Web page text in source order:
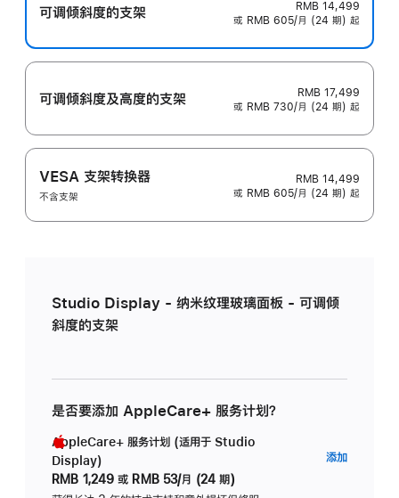
可调倾斜度的支架
RMB 14,499
或 RMB 605/月 (24 期) 起
可调倾斜度及高‍度的支‍架
RMB 17,499
或 RMB 730/月 (24 期) 起
VESA 支架转换器
不含支架
RMB 14,499
或 RMB 605/月 (24 期) 起
Studio Display - 纳米纹理玻璃面板 - 可调倾
斜度的支架
是否要添加 AppleCare+ 服务计划？
AppleCare+ 服务计划 (适用于 Studio
Display)
RMB 1,249 或 RMB 53/月 (24 期)
添加